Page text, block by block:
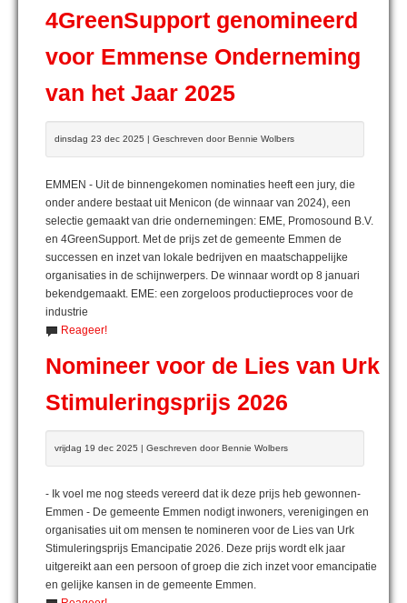
4GreenSupport genomineerd
voor Emmense Onderneming
van het Jaar 2025
dinsdag 23 dec 2025 | Geschreven door Bennie Wolbers
EMMEN - Uit de binnengekomen nominaties heeft een jury, die
onder andere bestaat uit Menicon (de winnaar van 2024), een
selectie gemaakt van drie ondernemingen: EME, Promosound B.V.
en 4GreenSupport. Met de prijs zet de gemeente Emmen de
successen en inzet van lokale bedrijven en maatschappelijke
organisaties in de schijnwerpers. De winnaar wordt op 8 januari
bekendgemaakt. EME: een zorgeloos productieproces voor de
industrie
Reageer!
Nomineer voor de Lies van Urk
Stimuleringsprijs 2026
vrijdag 19 dec 2025 | Geschreven door Bennie Wolbers
- Ik voel me nog steeds vereerd dat ik deze prijs heb gewonnen-
Emmen - De gemeente Emmen nodigt inwoners, verenigingen en
organisaties uit om mensen te nomineren voor de Lies van Urk
Stimuleringsprijs Emancipatie 2026. Deze prijs wordt elk jaar
uitgereikt aan een persoon of groep die zich inzet voor emancipatie
en gelijke kansen in de gemeente Emmen.